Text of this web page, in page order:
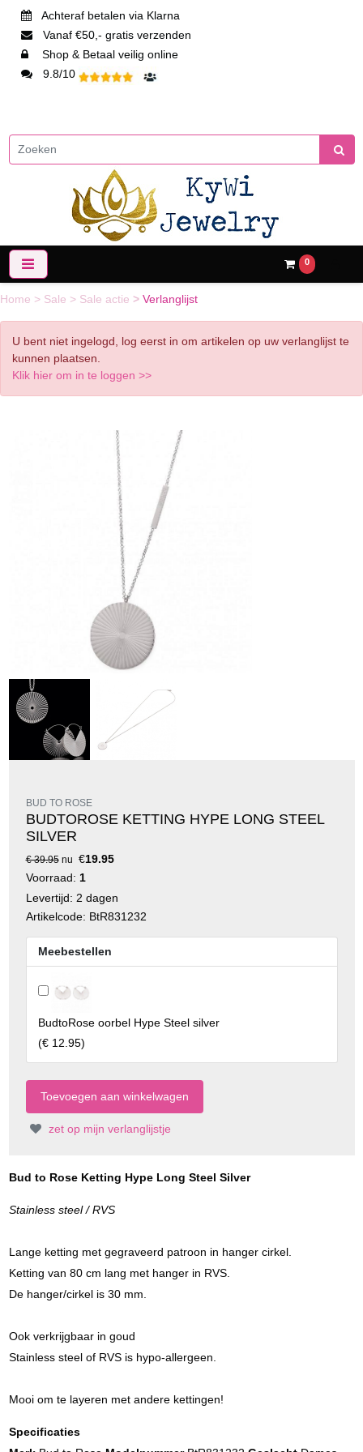
Achteraf betalen via Klarna
Vanaf €50,- gratis verzenden
Shop & Betaal veilig online
9.8/10
0
Home > Sale > Sale actie > Verlanglijst
U bent niet ingelogd, log eerst in om artikelen op uw verlanglijst te
kunnen plaatsen.
Klik hier om in te loggen >>
BUD TO ROSE
BUDTOROSE KETTING HYPE LONG STEEL
SILVER
€ 39.95nu €19.95
Voorraad: 1
Levertijd: 2 dagen
Artikelcode: BtR831232
Meebestellen
BudtoRose oorbel Hype Steel silver
(€ 12.95)
zet op mijn verlanglijstje
Bud to Rose Ketting Hype Long Steel Silver
Stainless steel / RVS
Lange ketting met gegraveerd patroon in hanger cirkel.
Ketting van 80 cm lang met hanger in RVS.
De hanger/cirkel is 30 mm.
Ook verkrijgbaar in goud
Stainless steel of RVS is hypo-allergeen.
Mooi om te layeren met andere kettingen!
Specificaties